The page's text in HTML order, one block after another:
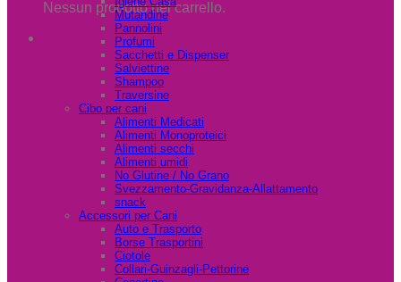
Nessun prodotto nel carrello.
Mutandine
Pannolini
Profumi
Sacchetti e Dispenser
Salviettine
Shampoo
Traversine
Cibo per cani
Alimenti Medicati
Alimenti Monoproteici
Alimenti secchi
Alimenti umidi
No Glutine / No Grano
Svezzamento-Gravidanza-Allattamento
snack
Accessori per Cani
Auto e Trasporto
Borse Trasportini
Ciotole
Collari-Guinzagli-Pettorine